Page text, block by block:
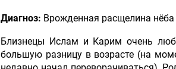
Диагноз: Врожденная расщелина нёба
Близнецы Ислам и Карим очень
большую разницу в возрасте (на